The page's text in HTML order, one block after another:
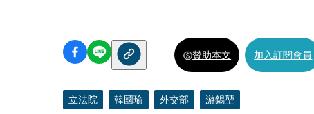
贊助本文 加入訂閱會員
立法院 韓國瑜 外交部 游錫堃